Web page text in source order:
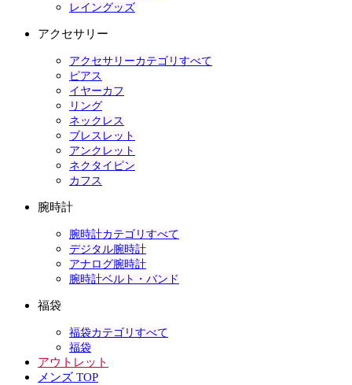
レイングッズ
アクセサリー
アクセサリーカテゴリすべて
ピアス
イヤーカフ
リング
ネックレス
ブレスレット
アンクレット
ネクタイピン
カフス
腕時計
腕時計カテゴリすべて
デジタル腕時計
アナログ腕時計
腕時計ベルト・バンド
福袋
福袋カテゴリすべて
福袋
アウトレット
メンズ TOP